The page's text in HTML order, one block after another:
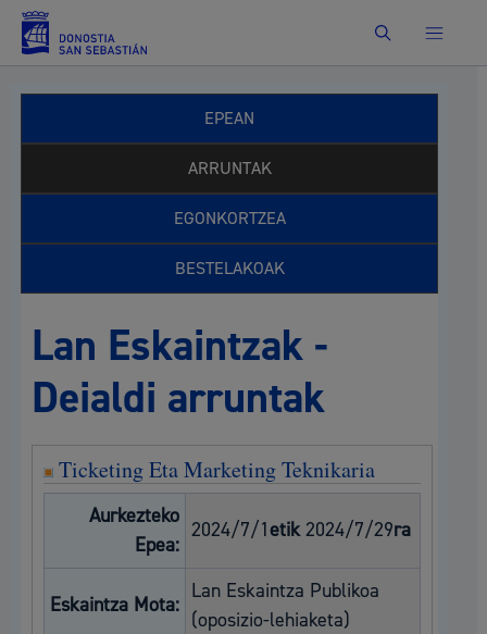
Bilatu
EPEAN
ARRUNTAK
EGONKORTZEA
BESTELAKOAK
Lan Eskaintzak -
Deialdi arruntak
Ticketing Eta Marketing Teknikaria
Aurkezteko
Epea:
2024/7/1etik2024/7/29ra
Eskaintza Mota:
Lan Eskaintza Publikoa
(oposizio-lehiaketa)